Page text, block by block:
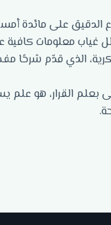
على مائدة
غياب معلومات
الذي قدّم شرحًا
بعلم القرار، هو